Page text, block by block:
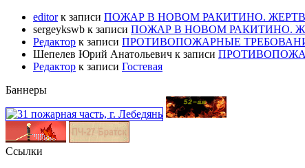
editorк записи ПОЖАР В НОВОМ РАКИТИНО.
sergeykswb к записи ПОЖАР В НОВОМ РАКИТИНО.
Редактор к записи ПРОТИВОПОЖАРНЫЕ
Шепелев Юрий Анатольевич к записи
Редактор к записи Гостевая
Баннеры
Ссылки